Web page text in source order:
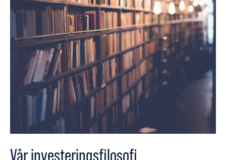
Vår investeringsfilosofi